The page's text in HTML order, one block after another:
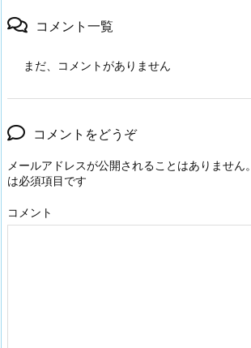
コメント一覧
まだ、コメントがありません
コメントをどうぞ
メールアドレスが公開されることはありません。
は必須項目です
コメント